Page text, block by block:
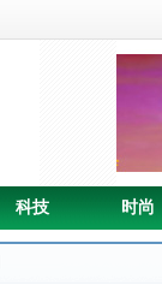
科技 时尚